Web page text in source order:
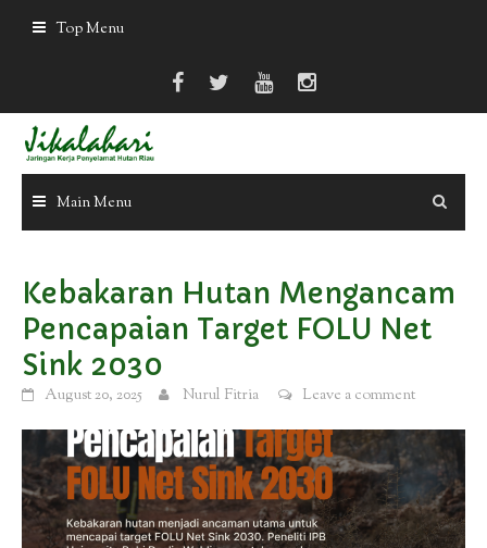
Top Menu
Main Menu
Kebakaran Hutan Mengancam
Pencapaian Target FOLU Net
Sink 2030
August 20, 2025 Nurul Fitria Leave a comment